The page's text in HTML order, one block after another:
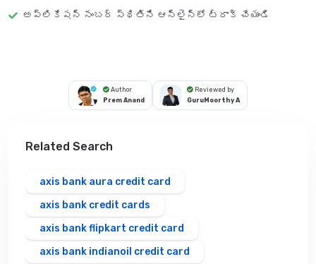
అప్లికేషన్ నంబర్ స్థితిని ఆన్‌లైన్‌లో ట్రాక్ చేయండి
Author
Prem Anand
Reviewed by
GuruMoorthy A
Related Search
axis bank aura credit card
axis bank credit cards
axis bank flipkart credit card
axis bank indianoil credit card